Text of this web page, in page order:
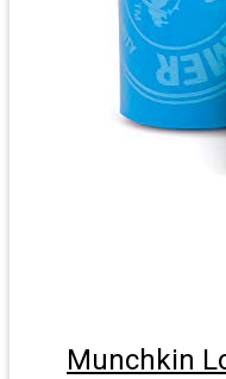
Munchkin